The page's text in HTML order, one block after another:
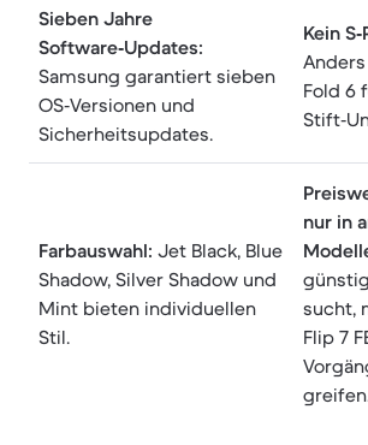
Sieben Jahre
Software‑Updates:
Samsung garantiert sieben
OS‑Versionen und
Sicherheitsupdates.
Kein
Fold 6
Farbauswahl: Jet Black, Blue
Shadow, Silver Shadow und
Mint bieten individuellen
Stil.
nur in
sucht,
Flip 7